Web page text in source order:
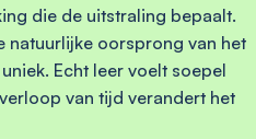
die de uitstraling bepaalt.
natuurlijke oorsprong van het
Echt leer voelt soepel
van tijd verandert het